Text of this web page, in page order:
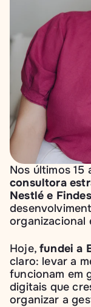
Nos últimos 15
consultora
Nestlé e Findes
organizacional
Hoje, fundei a
claro: levar a
funcionam em
digitais que
organizar a